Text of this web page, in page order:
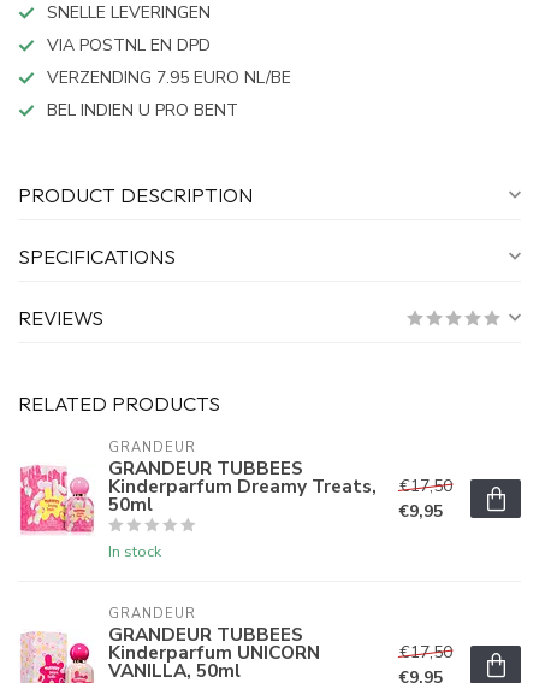
SNELLE LEVERINGEN
VIA POSTNL EN DPD
VERZENDING 7.95 EURO NL/BE
BEL INDIEN U PRO BENT
PRODUCT DESCRIPTION
SPECIFICATIONS
REVIEWS
RELATED PRODUCTS
GRANDEUR
GRANDEUR TUBBEES
Kinderparfum Dreamy Treats,
50ml
In stock
€17,50
€9,95
GRANDEUR
GRANDEUR TUBBEES
Kinderparfum UNICORN
VANILLA, 50ml
€17,50
€9,95